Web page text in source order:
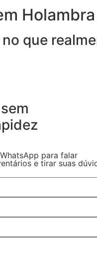
Holambra
que
para falar
e tirar suas